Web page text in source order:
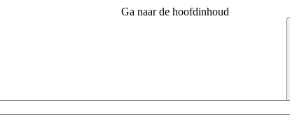
Ga naar de hoofdinhoud